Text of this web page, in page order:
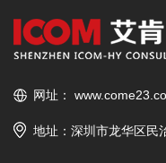
网址：
地址：深圳市龙华区民